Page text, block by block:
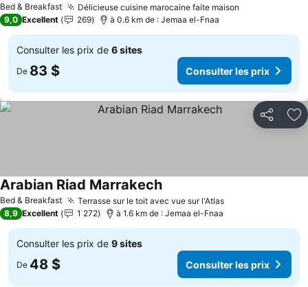
Bed & Breakfast Délicieuse cuisine marocaine faite maison
9,0 Excellent 269 à 0.6 km de : Jemaa el-Fnaa
Consulter les prix de 6 sites
De 83 $ Consulter les prix
Partager
Bed & Breakfast Terrasse sur le toit avec vue sur l'Atlas
Arabian Riad Marrakech
8,9 Excellent 1 272 à 1.6 km de : Jemaa el-Fnaa
Consulter les prix de 9 sites
De 48 $ Consulter les prix